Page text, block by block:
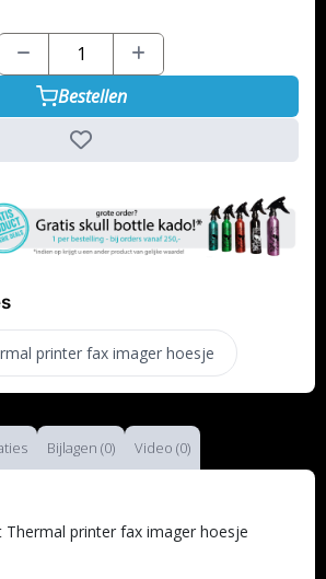
Bestellen
printer fax imager hoesje
Bijlagen (0) Video (0)
printer fax imager hoesje